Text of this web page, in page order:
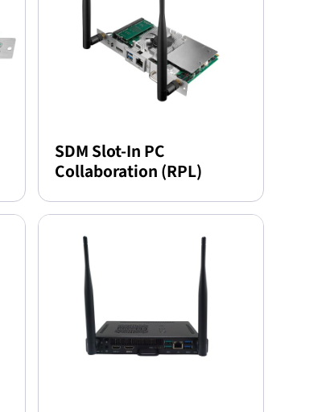
SDM Slot-In PC
Collaboration (RPL)